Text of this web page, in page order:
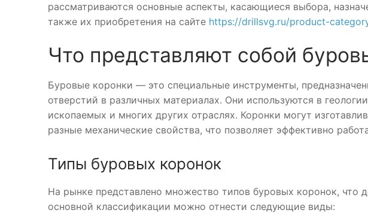
рассматриваются основные аспекты, касающиеся выбора,
также их приобретения на сайте https://drillsvg.ru/product-
Что представляют собой
Буровые коронки — это специальные инструменты,
отверстий в различных материалах. Они используются в
ископаемых и многих других отраслях. Коронки могут
разные механические свойства, что позволяет эффективно
Типы буровых коронок
На рынке представлено множество типов буровых коронок, что
основной классификации можно отнести следующие виды: